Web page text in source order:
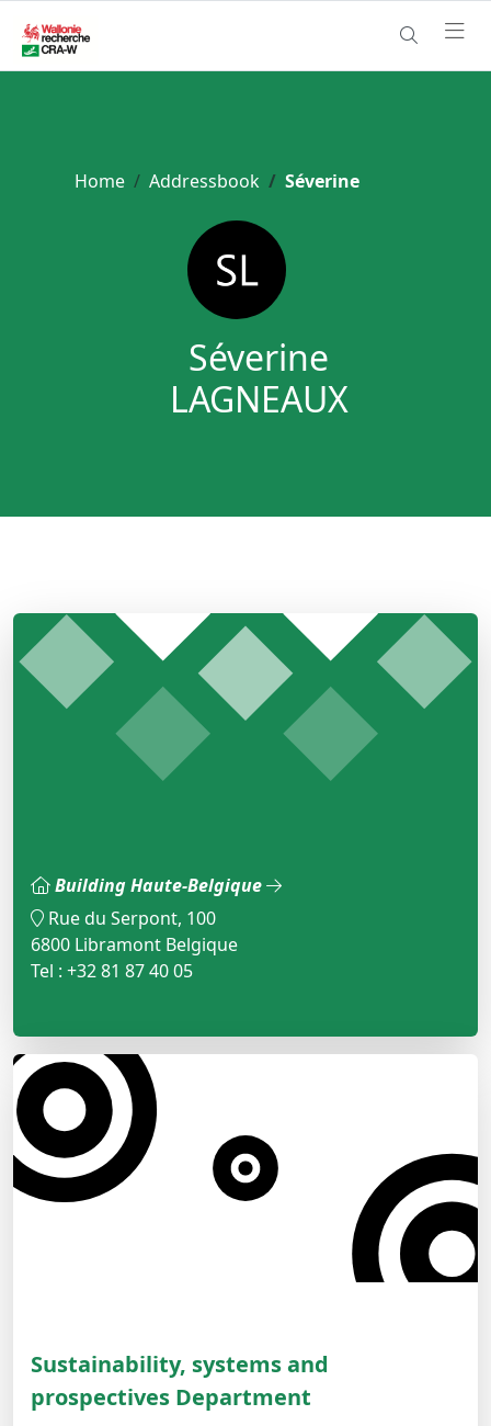
Home Addressbook Séverine
Séverine
LAGNEAUX
Building Haute-Belgique
Rue du Serpont, 100
6800 Libramont Belgique
Tel : +32 81 87 40 05
Sustainability, systems and
prospectives Department